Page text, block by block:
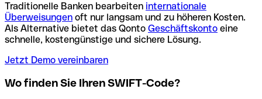
Traditionelle Banken bearbeiten internationale
Überweisungen oft nur langsam und zu höheren Kosten.
Als Alternative bietet das Qonto Geschäftskonto eine
schnelle, kostengünstige und sichere Lösung.
Jetzt Demo vereinbaren
Wo finden Sie Ihren SWIFT-Code?